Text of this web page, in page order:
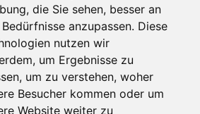
die Sie sehen, besser an
Bedürfnisse anzupassen. Diese
nutzen wir
um Ergebnisse zu
um zu verstehen, woher
Besucher kommen oder um
Website weiter zu